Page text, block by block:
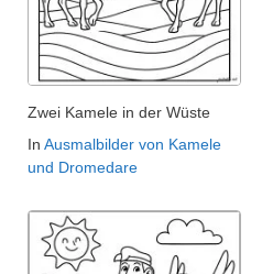
Zwei Kamele in der Wüste
In Ausmalbilder von Kamele
und Dromedare